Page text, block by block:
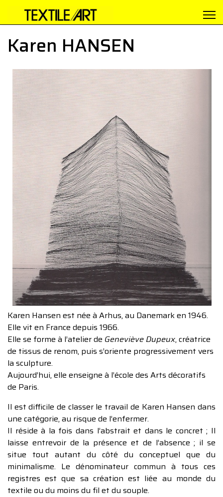
Karen HANSEN
Karen Hansen est née à Arhus, au Danemark en 1946.
Elle vit en France depuis 1966.
Elle se forme à l’atelier de Geneviève Dupeux, créatrice
de tissus de renom, puis s’oriente progressivement vers
la sculpture.
Aujourd’hui, elle enseigne à l’école des Arts décoratifs
de Paris.
Il est difficile de classer le travail de Karen Hansen dans
une catégorie, au risque de l’enfermer.
Il réside à la fois dans l’abstrait et dans le concret ; Il
laisse entrevoir de la présence et de l’absence ; il se
situe tout autant du côté du conceptuel que du
minimalisme. Le dénominateur commun à tous ces
registres est que sa création est liée au monde du
textile ou du moins du fil et du souple.